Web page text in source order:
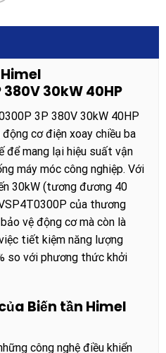
380V 30kW 40HP
3P 380V 30kW 40HP
cơ điện xoay chiều ba
để mang lại hiệu suất vận
máy móc công nghiệp. Với
30kW (tương đương 40
của thương
vệ động cơ mà còn là
tiết kiệm năng lượng
so với phương thức khởi
Biến tần Himel
công nghệ điều khiển